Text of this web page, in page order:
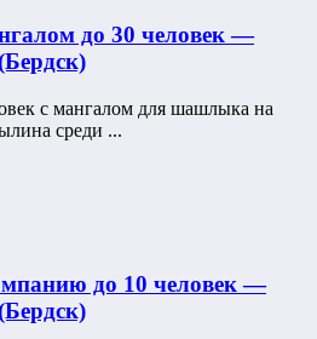
до 30 человек —
с мангалом для шашлыка на
среди ...
до 10 человек —